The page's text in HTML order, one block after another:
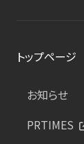
トップページ
お知らせ
PRTIMES